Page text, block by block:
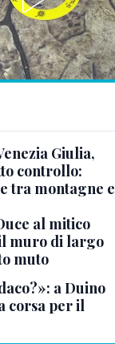
Giulia,
controllo:
tra montagne e
al mitico
muro di largo
muto
a Duino
corsa per il